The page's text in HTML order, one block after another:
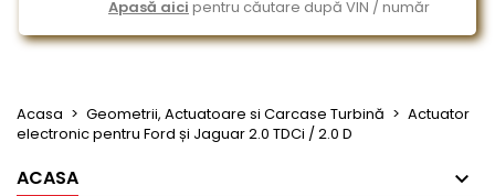
Apasă aici pentru căutare după VIN / număr
Acasa Geometrii, Actuatoare si Carcase Turbină
Actuator
electronic pentru Ford și Jaguar 2.0 TDCi / 2.0 D
ACASA